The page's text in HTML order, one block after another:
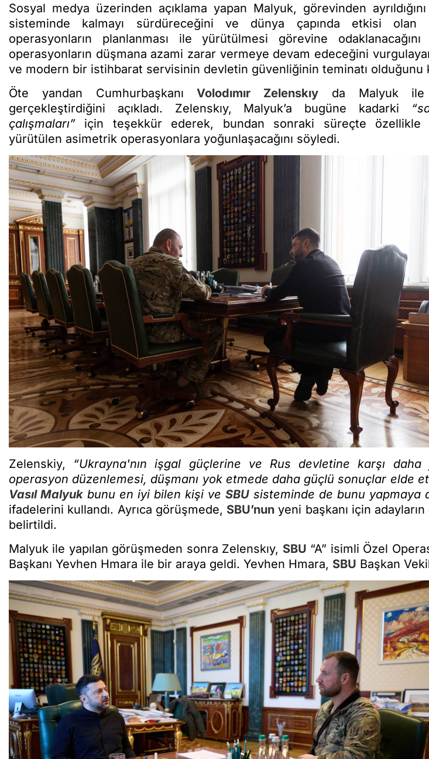
Sosyal medya üzerinden açıklama yapan Malyuk, görevinden
sisteminde kalmayı sürdüreceğini ve dünya çapında etkisi olan
operasyonların planlanması ile yürütülmesi görevine
operasyonların düşmana azami zarar vermeye devam edeceğini
ve modern bir istihbarat servisinin devletin güvenliğinin teminatı olduğunu
Öte yandan CumhurbaşkanıVolodımır Zelenskıy da Malyuk ile
gerçekleştirdiğini açıkladı. Zelenskıy, Malyuk’a bugüne kadarki
çalışmaları” için teşekkür ederek, bundan sonraki süreçte özellikle
yürütülen asimetrik operasyonlara yoğunlaşacağını söyledi.
Zelenskiy, “Ukrayna'nın işgal güçlerine ve Rus devletine karşı
operasyon düzenlemesi, düşmanı yok etmede daha güçlü sonuçlar elde
Vasıl Malyuk bunu en iyi bilen kişi ve SBU sisteminde de bunu yapmaya
ifadelerini kullandı. Ayrıca görüşmede, SBU’nun yeni başkanı için adayların
belirtildi.
Malyuk ile yapılan görüşmeden sonra Zelenskıy, SBU “A” isimli Özel
Başkanı Yevhen Hmara ile bir araya geldi. Yevhen Hmara, SBU Başkan